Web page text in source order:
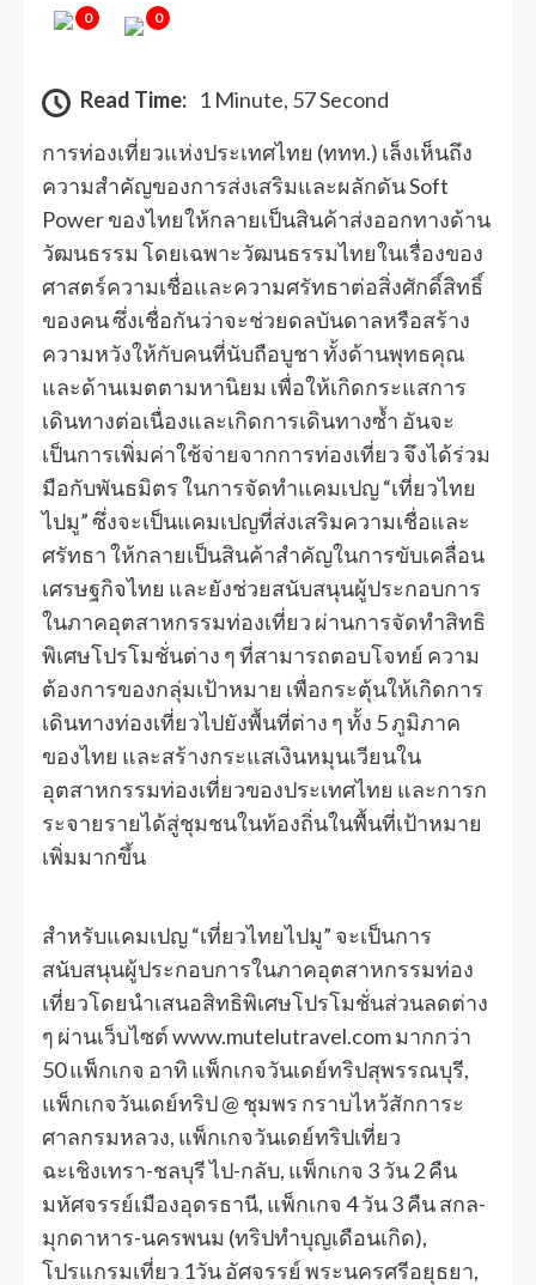
0 0
Read Time: 1 Minute, 57 Second
การท่องเที่ยวแห่งประเทศไทย (ททท.) เล็งเห็นถึง
ความสำคัญของการส่งเสริมและผลักดัน Soft
Power ของไทยให้กลายเป็นสินค้าส่งออกทางด้าน
วัฒนธรรม โดยเฉพาะวัฒนธรรมไทยในเรื่องของ
ศาสตร์ความเชื่อและความศรัทธาต่อสิ่งศักดิ์สิทธิ์
ของคน ซึ่งเชื่อกันว่าจะช่วยดลบันดาลหรือสร้าง
ความหวังให้กับคนที่นับถือบูชา ทั้งด้านพุทธคุณ
และด้านเมตตามหานิยม เพื่อให้เกิดกระแสการ
เดินทางต่อเนื่องและเกิดการเดินทางซ้ำ อันจะ
เป็นการเพิ่มค่าใช้จ่ายจากการท่องเที่ยว จึงได้ร่วม
มือกับพันธมิตร ในการจัดทำแคมเปญ “เที่ยวไทย
ไปมู” ซึ่งจะเป็นแคมเปญที่ส่งเสริมความเชื่อและ
ศรัทธา ให้กลายเป็นสินค้าสำคัญในการขับเคลื่อน
เศรษฐกิจไทย และยังช่วยสนับสนุนผู้ประกอบการ
ในภาคอุตสาหกรรมท่องเที่ยว ผ่านการจัดทำสิทธิ
พิเศษโปรโมชั่นต่าง ๆ ที่สามารถตอบโจทย์ ความ
ต้องการของกลุ่มเป้าหมาย เพื่อกระตุ้นให้เกิดการ
เดินทางท่องเที่ยวไปยังพื้นที่ต่าง ๆ ทั้ง 5 ภูมิภาค
ของไทย และสร้างกระแสเงินหมุนเวียนใน
อุตสาหกรรมท่องเที่ยวของประเทศไทย และการก
ระจายรายได้สู่ชุมชนในท้องถิ่นในพื้นที่เป้าหมาย
เพิ่มมากขึ้น
สำหรับแคมเปญ “เที่ยวไทยไปมู” จะเป็นการ
สนับสนุนผู้ประกอบการในภาคอุตสาหกรรมท่อง
เที่ยวโดยนำเสนอสิทธิพิเศษโปรโมชั่นส่วนลดต่าง
ๆ ผ่านเว็บไซต์ www.mutelutravel.com มากกว่า
50 แพ็กเกจ อาทิ แพ็กเกจวันเดย์ทริปสุพรรณบุรี,
แพ็กเกจวันเดย์ทริป @ ชุมพร กราบไหว้สักการะ
ศาลกรมหลวง, แพ็กเกจวันเดย์ทริปเที่ยว
ฉะเชิงเทรา-ชลบุรี ไป-กลับ, แพ็กเกจ 3 วัน 2 คืน
มหัศจรรย์เมืองอุดรธานี, แพ็กเกจ 4 วัน 3 คืน สกล-
มุกดาหาร-นครพนม (ทริปทำบุญเดือนเกิด),
โปรแกรมเที่ยว 1วัน อัศจรรย์ พระนครศรีอยุธยา,